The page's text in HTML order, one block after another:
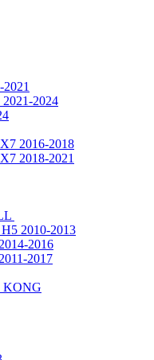
2024
2016-2018
2018-2021
2010-2013
2016
2017
KONG